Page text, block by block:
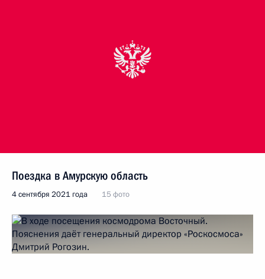
Поездка в Амурскую область
4 сентября 2021 года 15 фото